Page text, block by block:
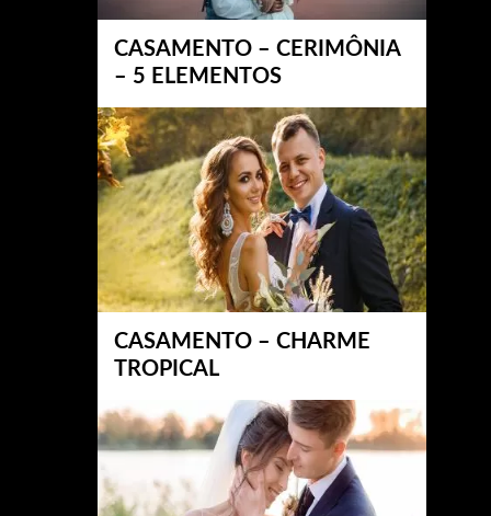
CASAMENTO – CERIMÔNIA
– 5 ELEMENTOS
CASAMENTO – CHARME
TROPICAL